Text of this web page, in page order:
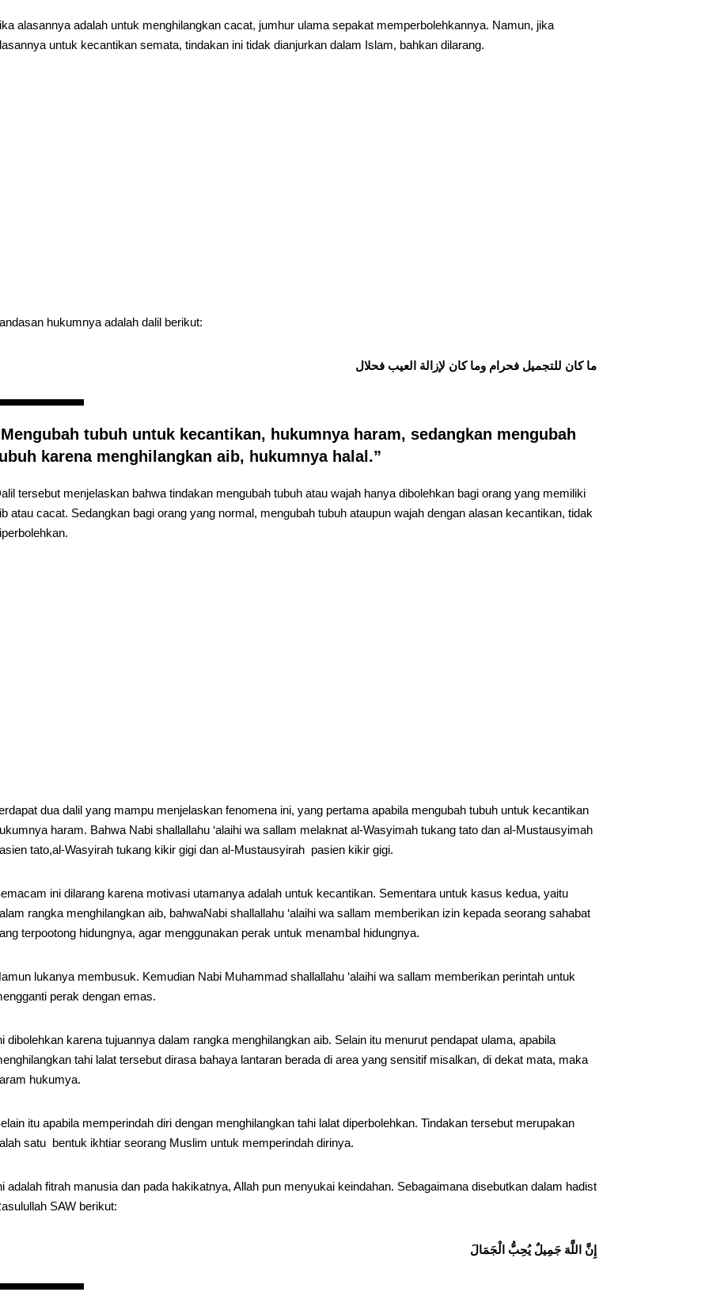
alasannya adalah untuk menghilangkan cacat, jumhur ulama sepakat memperbolehkannya. Namun, jika
untuk kecantikan semata, tindakan ini tidak dianjurkan dalam Islam, bahkan dilarang.
hukumnya adalah dalil berikut:
ما كان للتجميل فحرام وما كان لإزالة العيب فحلال
tubuh untuk kecantikan, hukumnya haram, sedangkan mengubah
karena menghilangkan aib, hukumnya halal.”
tersebut menjelaskan bahwa tindakan mengubah tubuh atau wajah hanya dibolehkan bagi orang yang memiliki
atau cacat. Sedangkan bagi orang yang normal, mengubah tubuh ataupun wajah dengan alasan kecantikan, tidak
dua dalil yang mampu menjelaskan fenomena ini, yang pertama apabila mengubah tubuh untuk kecantikan
haram. Bahwa Nabi shallallahu ‘alaihi wa sallam melaknat al-Wasyimah tukang tato dan al-Mustausyimah
tato,al-Wasyirah tukang kikir gigi dan al-Mustausyirah pasien kikir gigi.
ini dilarang karena motivasi utamanya adalah untuk kecantikan. Sementara untuk kasus kedua, yaitu
rangka menghilangkan aib, bahwaNabi shallallahu ‘alaihi wa sallam memberikan izin kepada seorang sahabat
terpootong hidungnya, agar menggunakan perak untuk menambal hidungnya.
lukanya membusuk. Kemudian Nabi Muhammad shallallahu ‘alaihi wa sallam memberikan perintah untuk
perak dengan emas.
dibolehkan karena tujuannya dalam rangka menghilangkan aib. Selain itu menurut pendapat ulama, apabila
tahi lalat tersebut dirasa bahaya lantaran berada di area yang sensitif misalkan, di dekat mata, maka
hukumya.
itu apabila memperindah diri dengan menghilangkan tahi lalat diperbolehkan. Tindakan tersebut merupakan
satu bentuk ikhtiar seorang Muslim untuk memperindah dirinya.
adalah fitrah manusia dan pada hakikatnya, Allah pun menyukai keindahan. Sebagaimana disebutkan dalam hadist
SAW berikut: